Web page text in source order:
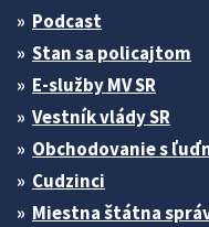
Podcast
Stan sa policajtom
E-služby MV SR
Vestník vlády SR
Obchodovanie s
Cudzinci
Miestna štátna